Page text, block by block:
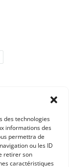
des technologies
informations des
permettra de
ou les ID
retirer son
caractéristiques